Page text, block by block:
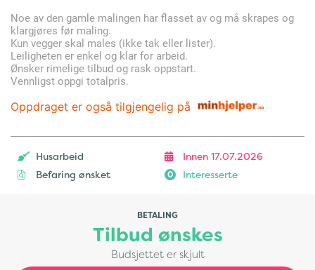
Noe av den gamle malingen har flasset av og må skrapes og
klargjøres før maling.
Kun vegger skal males (ikke tak eller lister).
Leiligheten er enkel og klar for arbeid.
Ønsker rimelige tilbud og rask oppstart.
Vennligst oppgi totalpris.
Oppdraget er også tilgjengelig på
Husarbeid
Innen 17.07.2026
Befaring ønsket
0 Interesserte
BETALING
Tilbud ønskes
Budsjettet er skjult